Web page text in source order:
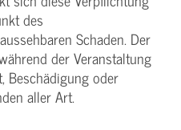
des
Schaden. Der
der Veranstaltung
Beschädigung oder
aller Art.